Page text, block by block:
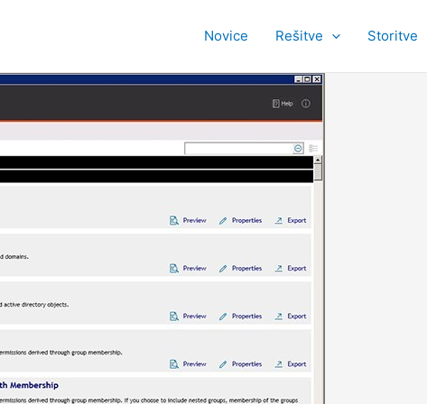
Novice Rešitve Storitve